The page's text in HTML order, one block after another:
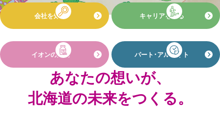
会社を知る キャリアを知る
イオンの薬局 パート･アルバイト
ザ・ビッグ
まいばすけっと
イオン北海道をよく知る
あなたの想いが、
北海道の未来をつくる。